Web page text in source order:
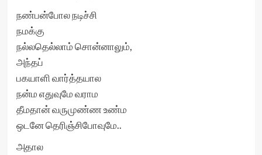
நண்பன்போல நடிச்சி
நமக்கு
நல்லதெல்லாம் சொன்னாலும்,
அந்தப்
பகயாளி வார்த்தயால
நன்ம எதுவுமே வராம
தீமதான் வருமுண்ண உண்ம
ஒடனே தெரிஞ்சிபோவுமே..
அதால